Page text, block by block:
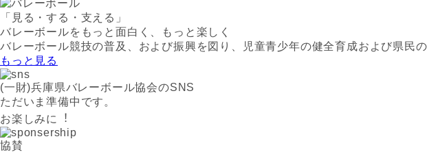
「見る・する・支える」
バレーボールをもっと面白く、もっと楽しく
バレーボール競技の普及、および振興を図り、児童青少年の健全育成および県民
もっと見る
(一財)兵庫県バレーボール協会のSNS
ただいま準備中です。
お楽しみに︕
協賛